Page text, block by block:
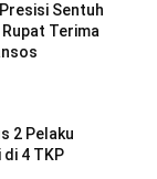
Sentuh
Terima
2 Pelaku
di 4 TKP